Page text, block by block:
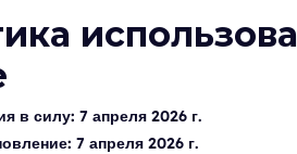
в силу: 7 апреля 2026 г.
7 апреля 2026 г.